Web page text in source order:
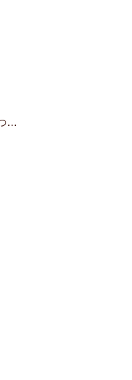
当院でのカイロプラクティックについて